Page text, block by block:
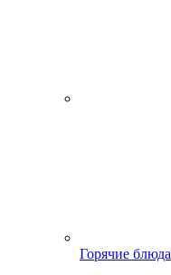
Горячие блюда